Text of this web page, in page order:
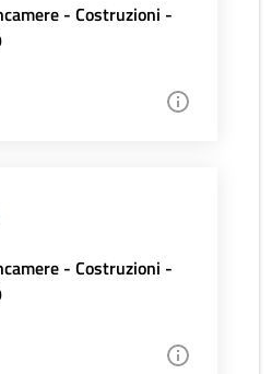
- Costruzioni -
- Costruzioni -